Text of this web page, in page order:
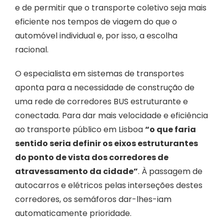
e de permitir que o transporte coletivo seja mais
eficiente nos tempos de viagem do que o
automóvel individual e, por isso, a escolha
racional.
O especialista em sistemas de transportes
aponta para a necessidade de construção de
uma rede de corredores BUS estruturante e
conectada. Para dar mais velocidade e eficiência
ao transporte público em Lisboa“o que faria
sentido seria definir os eixos estruturantes
do ponto de vista dos corredores de
atravessamento da cidade”. À passagem de
autocarros e elétricos pelas interseções destes
corredores, os semáforos dar-lhes-iam
automaticamente prioridade.